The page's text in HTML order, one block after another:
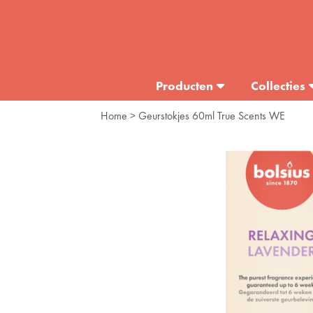
Producten Collecties
Home > Geurstokjes 60ml True Scents WE